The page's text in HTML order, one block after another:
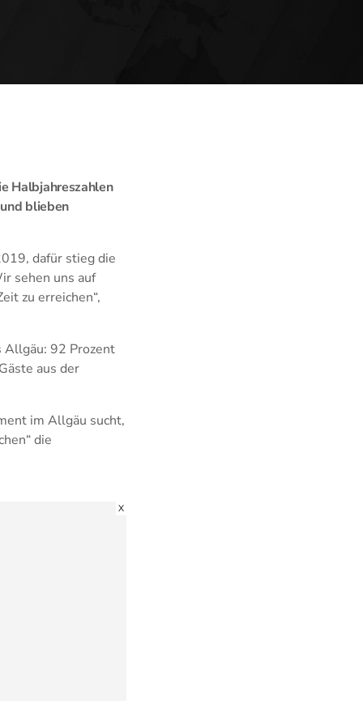
Halbjahreszahlen
blieben
dafür stieg die
sehen uns auf
zu erreichen“,
Allgäu: 92 Prozent
aus der
im Allgäu sucht,
die
X